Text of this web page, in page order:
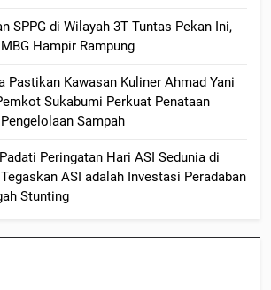
SPPG di Wilayah 3T Tuntas Pekan Ini,
Hampir Rampung
Pastikan Kawasan Kuliner Ahmad Yani
Sukabumi Perkuat Penataan
Sampah
Peringatan Hari ASI Sedunia di
ASI adalah Investasi Peradaban
Stunting